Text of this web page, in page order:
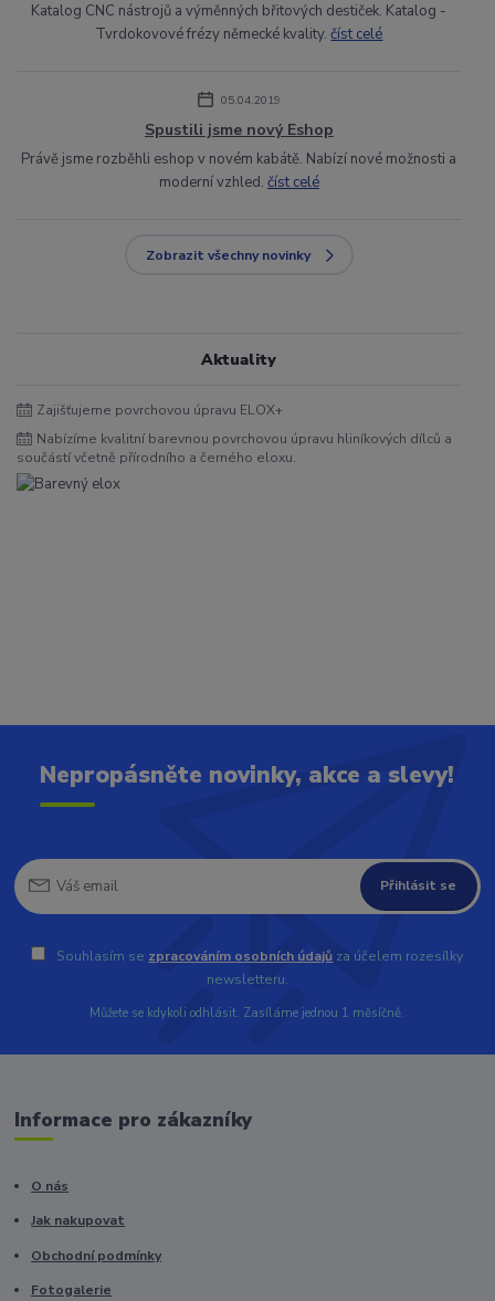
Katalog CNC nástrojů a výměnných břitových destiček. Katalog -
Tvrdokovové frézy německé kvality.číst celé
05.04.2019
Spustili jsme nový Eshop
Právě jsme rozběhli eshop v novém kabátě. Nabízí nové možnosti a
moderní vzhled. číst celé
Zobrazit všechny novinky
Aktuality
Zajišťujeme povrchovou úpravu ELOX+
Nabízíme kvalitní barevnou povrchovou úpravu hliníkových dílců a
součástí včetně přírodního a černého eloxu.
Nepropásněte novinky, akce a slevy!
Přihlásit se
Souhlasím se zpracováním osobních údajů za účelem rozesílky
newsletteru.
Můžete se kdykoli odhlásit. Zasíláme jednou 1 měsíčně.
Informace pro zákazníky
O nás
Jak nakupovat
Obchodní podmínky
Fotogalerie